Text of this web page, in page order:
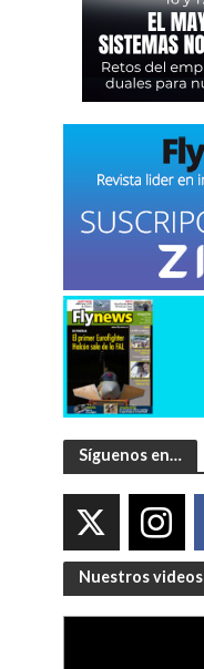
Síguenos en…
Nuestros videos